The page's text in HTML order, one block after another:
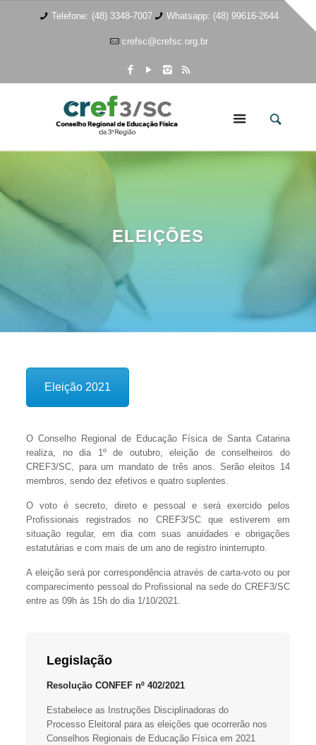
Telefone: (48) 3348-7007 Whatsapp: (48) 99616-2644
crefsc@crefsc.org.br
ELEIÇÕES
Eleição 2021
O Conselho Regional de Educação Física de Santa Catarina
realiza, no dia 1º de outubro, eleição de conselheiros do
CREF3/SC, para um mandato de três anos. Serão eleitos 14
membros, sendo dez efetivos e quatro suplentes.
O voto é secreto, direto e pessoal e será exercido pelos
Profissionais registrados no CREF3/SC que estiverem em
situação regular, em dia com suas anuidades e obrigações
estatutárias e com mais de um ano de registro ininterrupto.
A eleição será por correspondência através de carta-voto ou por
comparecimento pessoal do Profissional na sede do CREF3/SC
entre as 09h às 15h do dia 1/10/2021.
Legislação
Resolução CONFEF nº 402/2021
Estabelece as Instruções Disciplinadoras do
Processo Eleitoral para as eleições que ocorrerão nos
Conselhos Regionais de Educação Física em 2021